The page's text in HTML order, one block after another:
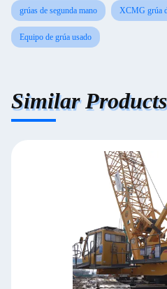
grúas de segunda mano XCMG grúa
Equipo de grúa usado
Similar Products